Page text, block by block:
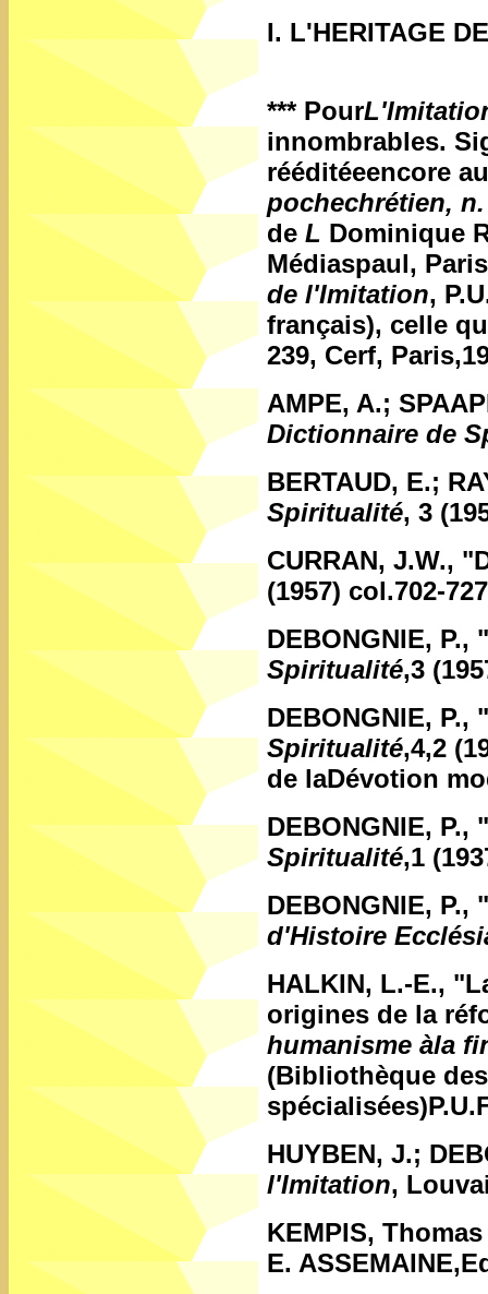
I. L'HERITAGE
*** Pour
innombrables.
rééditéeencore
pochechrétien,
de L Dominique
Médiaspaul,
de l'Imitation,
français), celle
239, Cerf,
AMPE, A.;
Dictionnaire de
BERTAUD, E.;
Spiritualité, 3
CURRAN, J.W.,
(1957) col.702-
DEBONGNIE, P.,
Spiritualité,3
DEBONGNIE, P.,
Spiritualité,4,2
de laDévotion
DEBONGNIE, P.,
Spiritualité,1
DEBONGNIE, P.,
d'Histoire
HALKIN, L.-E.,
origines de la
humanisme àla
(Bibliothèque
HUYBEN, J.;
l'Imitation,
KEMPIS, Thomas
E.